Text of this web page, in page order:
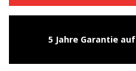
5 Jahre Garantie